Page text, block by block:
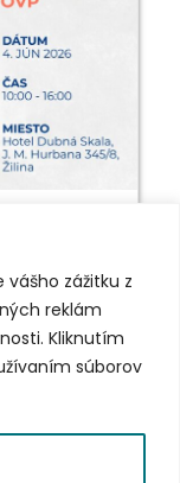
zážitku z
reklám
Kliknutím
súborov
stretnutie...